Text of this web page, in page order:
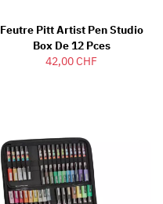
Feutre Pitt Artist Pen Studio
Box De 12 Pces
42,00 CHF